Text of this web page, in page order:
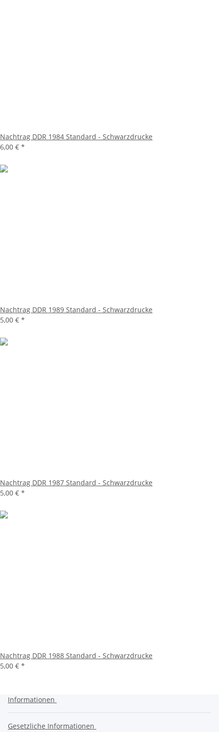
Nachtrag DDR 1984 Standard - Schwarzdrucke
6,00 € *
Nachtrag DDR 1989 Standard - Schwarzdrucke
5,00 € *
Nachtrag DDR 1987 Standard - Schwarzdrucke
5,00 € *
Nachtrag DDR 1988 Standard - Schwarzdrucke
5,00 € *
Informationen
Gesetzliche Informationen